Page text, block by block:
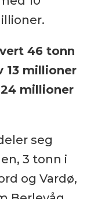
46 tonn
13 millioner
millioner
seg
3 tonn i
og Vardø,